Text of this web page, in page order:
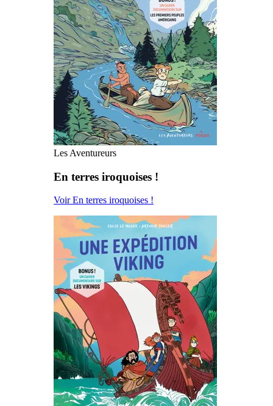
Les Aventureurs
En terres iroquoises !
Voir En terres iroquoises !